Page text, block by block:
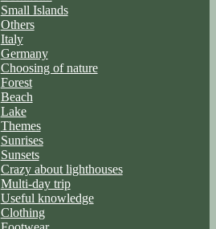
Small Islands
Others
Italy
Germany
Choosing of nature
Forest
Beach
Lake
Themes
Sunrises
Sunsets
Crazy about lighthouses
Multi-day trip
Useful knowledge
Clothing